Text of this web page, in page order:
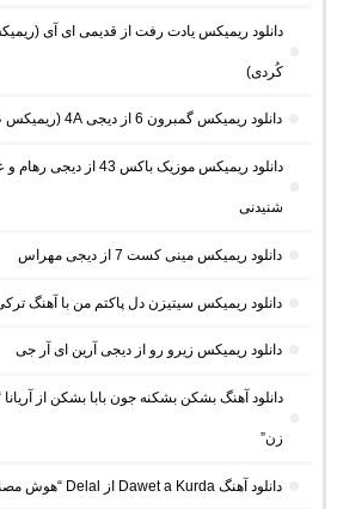
دانلود ریمیکس یادت رفت از قدیمی ای آی
کُردی)
دانلود ریمیکس گمبرون 6 از دیجی 4A (ریمیکس طولانی شاد بندری جنوبی)
دانلود ریمیکس موزیک باکس
شنیدنی
دانلود ریمیکس مینی کست 7 از دیجی مهراس
دانلود ریمیکس سیتیزن دل پاکتم من با آهنگ
دانلود ریمیکس زیرو رو از دیجی آرین ای آر جی
دانلود آهنگ بشکن بشکنه جون بابا بشکن از
زن”
دانلود آهنگ Dawet a Kurda از Delal “هوش مصنوعی کرد ترند اینستا”